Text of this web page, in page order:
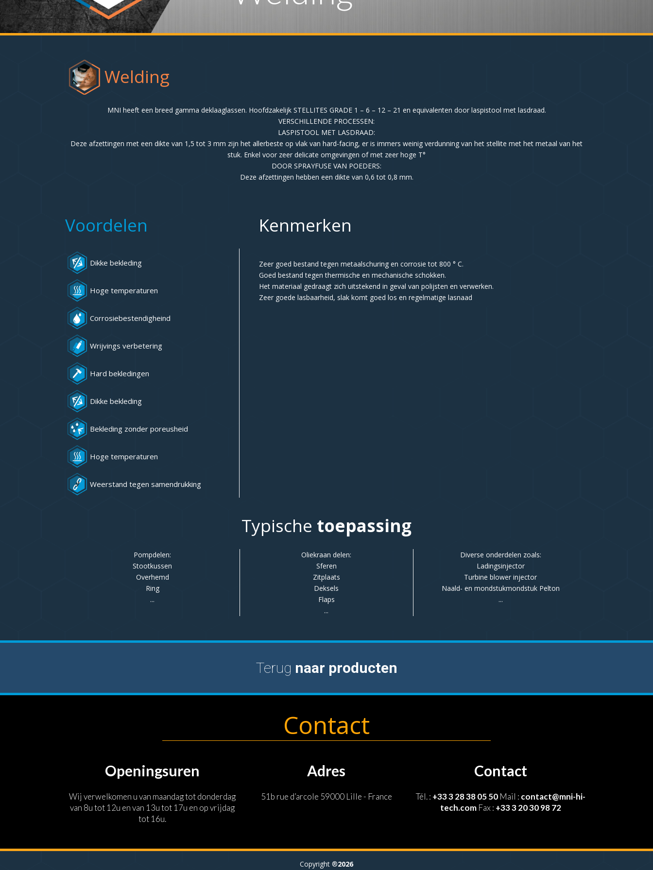
Welding
MNI heeft een breed gamma deklaaglassen. Hoofdzakelijk STELLITES GRADE 1 – 6 – 12 – 21 en equivalenten door laspistool met lasdraad.
VERSCHILLENDE PROCESSEN:
LASPISTOOL MET LASDRAAD:
Deze afzettingen met een dikte van 1,5 tot 3 mm zijn het allerbeste op vlak van hard-facing, er is immers weinig verdunning van het stellite met het metaal van het
stuk. Enkel voor zeer delicate omgevingen of met zeer hoge T°
DOOR SPRAYFUSE VAN POEDERS:
Deze afzettingen hebben een dikte van 0,6 tot 0,8 mm.
Voordelen
Dikke bekleding
Hoge temperaturen
Corrosiebestendigheind
Wrijvings verbetering
Hard bekledingen
Dikke bekleding
Bekleding zonder poreusheid
Hoge temperaturen
Weerstand tegen samendrukking
Kenmerken
Zeer goed bestand tegen metaalschuring en corrosie tot 800 ° C.
Goed bestand tegen thermische en mechanische schokken.
Het materiaal gedraagt zich uitstekend in geval van polijsten en verwerken.
Zeer goede lasbaarheid, slak komt goed los en regelmatige lasnaad
Typische toepassing
Pompdelen:
Stootkussen
Overhemd
Ring
...
Oliekraan delen:
Sferen
Zitplaats
Deksels
Flaps
...
Diverse onderdelen zoals:
Ladingsinjector
Turbine blower injector
Naald- en mondstukmondstuk Pelton
...
Terug naar producten
Contact
Openingsuren
Wij verwelkomen u van maandag tot donderdag
van 8u tot 12u en van 13u tot 17u en op vrijdag
tot 16u.
Adres
51b rue d’arcole 59000 Lille - France
Contact
Tél. : +33 3 28 38 05 50Mail : contact@mni-hi-
tech.comFax : +33 3 20 30 98 72
Copyright ®2026